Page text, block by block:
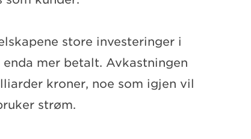
store investeringer i
mer betalt. Avkastningen
kroner, noe som igjen vil
strøm.